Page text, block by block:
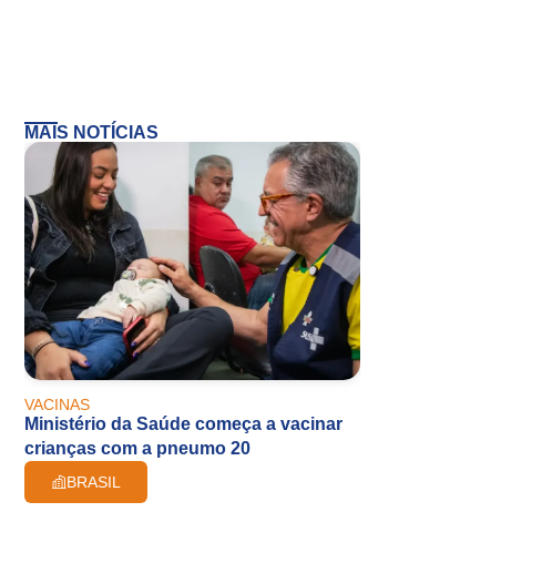
MAIS NOTÍCIAS
VACINAS
Ministério da Saúde começa a vacinar
crianças com a pneumo 20
BRASIL